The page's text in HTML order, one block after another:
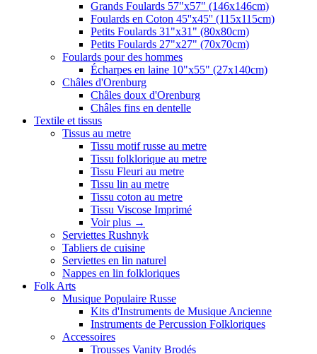
Grands Foulards 57"x57" (146x146cm)
Foulards en Coton 45''x45'' (115x115cm)
Petits Foulards 31"x31" (80x80cm)
Petits Foulards 27"x27" (70x70cm)
Foulards pour des hommes
Écharpes en laine 10"x55" (27x140cm)
Châles d'Orenburg
Châles doux d'Orenburg
Châles fins en dentelle
Textile et tissus
Tissus au metre
Tissu motif russe au metre
Tissu folklorique au metre
Tissu Fleuri au metre
Tissu lin au metre
Tissu coton au metre
Tissu Viscose Imprimé
Voir plus →
Serviettes Rushnyk
Tabliers de cuisine
Serviettes en lin naturel
Nappes en lin folkloriques
Folk Arts
Musique Populaire Russe
Kits d'Instruments de Musique Ancienne
Instruments de Percussion Folkloriques
Accessoires
Trousses Vanity Brodés